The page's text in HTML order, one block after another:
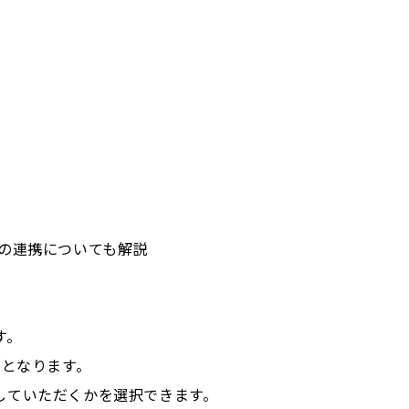
携についても解説
ります。
いただくかを選択できます。